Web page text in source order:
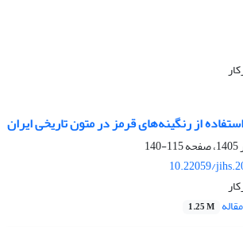
از رنگینه‌های قرمز در متون تاریخی ایران
115-140
10.22059/
1.25 M